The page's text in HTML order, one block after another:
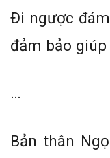
Đi ngược
đảm bảo
…
Bản thân